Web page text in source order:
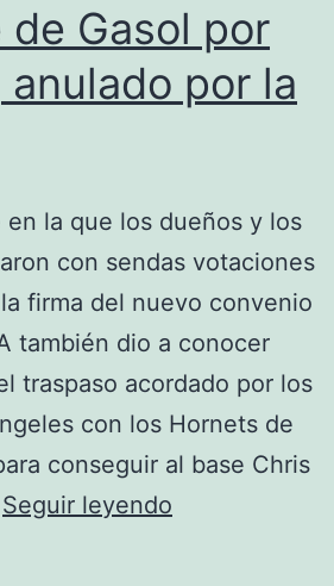
de Gasol por
por la
en la que los dueños y los
con sendas votaciones
firma del nuevo convenio
también dio a conocer
traspaso acordado por los
con los Hornets de
conseguir al base Chris
Seguir leyendo